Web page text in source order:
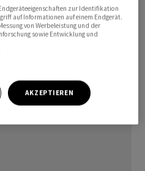
Jahr um 0,3 Prozent.
in Deutschland
Belastungen wie
hohe
Krämer.
zur Identifikation
auf Informationen auf einem Endgerät.
von Werbeleistung und der
sowie Entwicklung und
AKZEPTIEREN